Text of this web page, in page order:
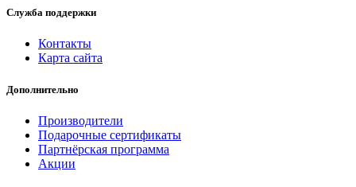
Служба поддержки
Контакты
Карта сайта
Дополнительно
Производители
Подарочные сертификаты
Партнёрская программа
Акции